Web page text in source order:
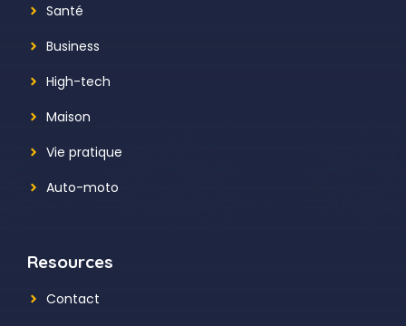
Santé
Business
High-tech
Maison
Vie pratique
Auto-moto
Resources
Contact